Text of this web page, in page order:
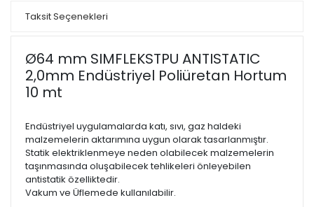
Taksit Seçenekleri
Ø64 mm SIMFLEKSTPU ANTISTATIC
2,0mm Endüstriyel Poliüretan Hortum
10 mt
Endüstriyel uygulamalarda katı, sıvı, gaz haldeki
malzemelerin aktarımına uygun olarak tasarlanmıştır.
Statik elektriklenmeye neden olabilecek malzemelerin
taşınmasında oluşabilecek tehlikeleri önleyebilen
antistatik özelliktedir.
Vakum ve Üflemede kullanılabilir.